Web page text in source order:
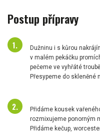
Postup přípravy
Dužninu i s kůrou
v malém pekáčku
pečeme ve vyhřáté
Přesypeme do skleněné
Přidáme kousek
rozmixujeme ponorným
Přidáme kečup,